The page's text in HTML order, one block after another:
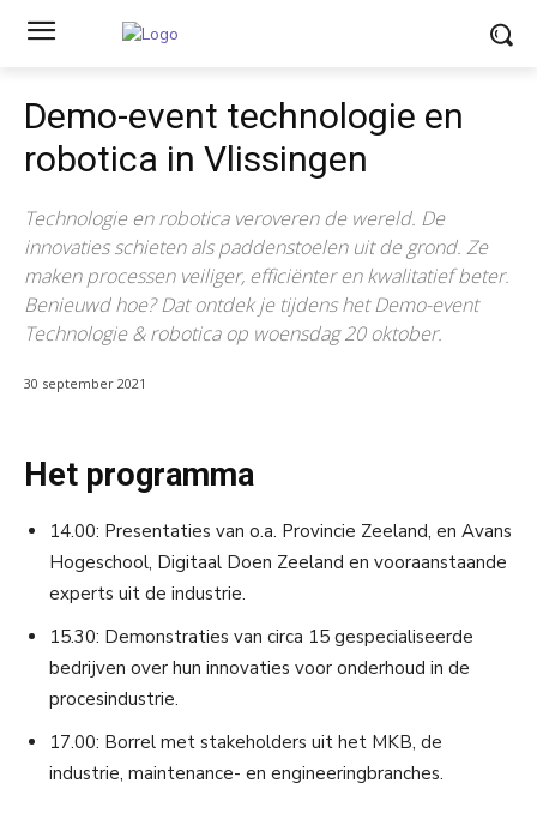
Demo-event technologie en
robotica in Vlissingen
Technologie en robotica veroveren de wereld. De
innovaties schieten als paddenstoelen uit de grond. Ze
maken processen veiliger, efficiënter en kwalitatief beter.
Benieuwd hoe? Dat ontdek je tijdens het Demo-event
Technologie & robotica op woensdag 20 oktober.
30 september 2021
Het programma
14.00: Presentaties van o.a. Provincie Zeeland, en Avans
Hogeschool, Digitaal Doen Zeeland en vooraanstaande
experts uit de industrie.
15.30: Demonstraties van circa 15 gespecialiseerde
bedrijven over hun innovaties voor onderhoud in de
procesindustrie.
17.00: Borrel met stakeholders uit het MKB, de
industrie, maintenance- en engineeringbranches.